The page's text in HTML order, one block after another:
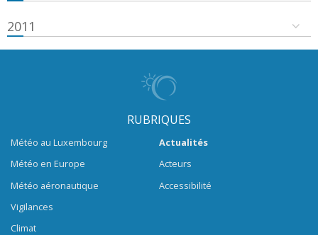
2011
RUBRIQUES
Météo au Luxembourg
Météo en Europe
Météo aéronautique
Vigilances
Climat
Actualités
Acteurs
Accessibilité